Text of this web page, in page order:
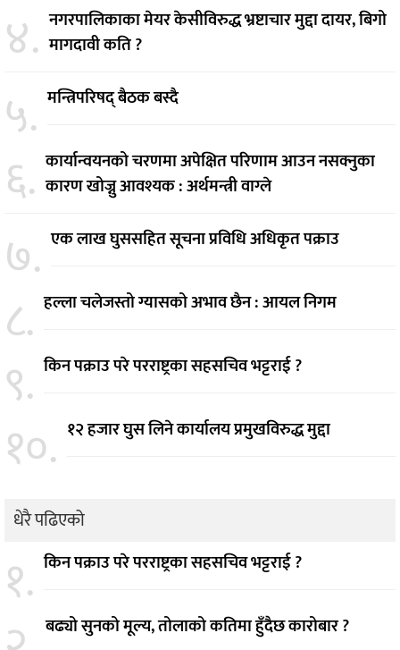
४. नगरपालिकाका मेयर केसीविरुद्ध भ्रष्टाचार मुद्दा दायर, बिगो
मागदावी कति ?
५. मन्त्रिपरिषद् बैठक बस्दै
६. कार्यान्वयनको चरणमा अपेक्षित परिणाम आउन नसक्नुका
कारण खोज्नु आवश्यक : अर्थमन्त्री वाग्ले
७. एक लाख घुससहित सूचना प्रविधि अधिकृत पक्राउ
८. हल्ला चलेजस्तो ग्यासको अभाव छैन : आयल निगम
९. किन पक्राउ परे परराष्ट्रका सहसचिव भट्टराई ?
१०. १२ हजार घुस लिने कार्यालय प्रमुखविरुद्ध मुद्दा
धेरै पढिएको
१. किन पक्राउ परे परराष्ट्रका सहसचिव भट्टराई ?
बढ्यो सुनको मूल्य, तोलाको कतिमा हुँदैछ कारोबार ?